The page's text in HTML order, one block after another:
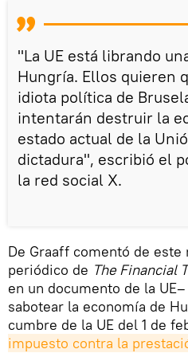
"La UE está librando
Hungría. Ellos quieren
idiota política de
intentarán destruir la
estado actual de la
dictadura", escribió el
la red social X.
De Graaff comentó de
periódico de The Financial
en un documento de la
sabotear la economía de
cumbre de la UE del 1 de
impuesto contra la